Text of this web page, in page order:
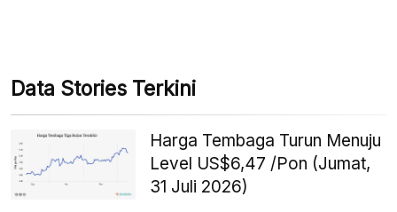
Data Stories Terkini
Harga Tembaga Turun Menuju
Level US$6,47 /Pon (Jumat,
31 Juli 2026)